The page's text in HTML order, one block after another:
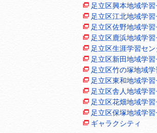
足立区興本地域学
足立区江北地域学
足立区佐野地域学
足立区鹿浜地域学
足立区生涯学習セン
足立区新田地域学
足立区竹の塚地域
足立区東和地域学
足立区舎人地域学
足立区花畑地域学
足立区保塚地域学
ギャラクシティ